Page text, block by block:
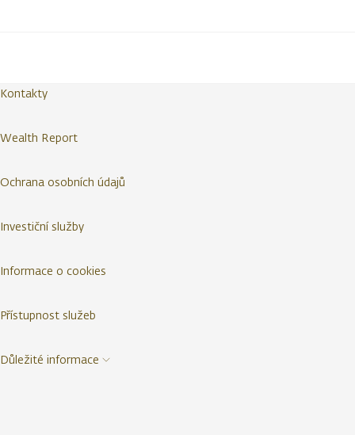
Kontakty
Wealth Report
Ochrana osobních údajů
Investiční služby
Informace o cookies
Přístupnost služeb
Důležité informace